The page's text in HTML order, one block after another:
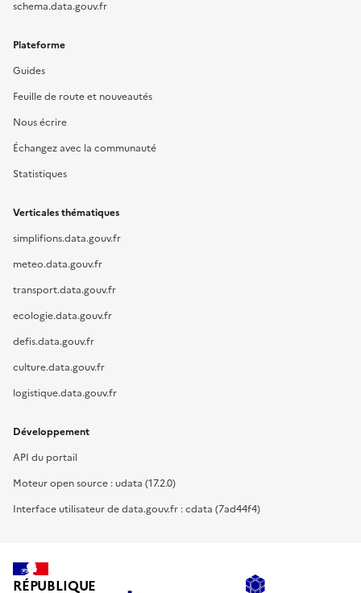
schema.data.gouv.fr
Plateforme
Guides
Feuille de route et nouveautés
Nous écrire
Échangez avec la communauté
Statistiques
Verticales thématiques
simplifions.data.gouv.fr
meteo.data.gouv.fr
transport.data.gouv.fr
ecologie.data.gouv.fr
defis.data.gouv.fr
culture.data.gouv.fr
logistique.data.gouv.fr
Développement
API du portail
Moteur open source : udata (17.2.0)
Interface utilisateur de data.gouv.fr : cdata (7ad44f4)
RÉPUBLIQUE